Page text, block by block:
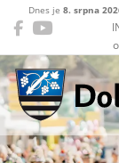
Dnes je 8. srpna
Dolní